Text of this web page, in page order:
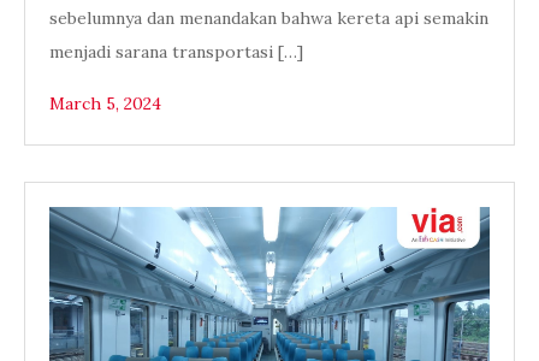
sebelumnya dan menandakan bahwa kereta api semakin
menjadi sarana transportasi […]
March 5, 2024